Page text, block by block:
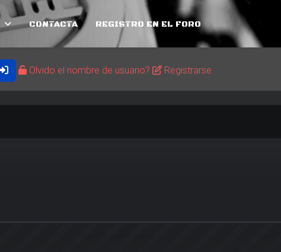
CONTACTA REGISTRO EN EL FORO
Olvido el nombre de usuario? Registrarse